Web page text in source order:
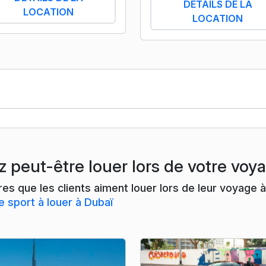
LOCATION
DÉTAILS DE LA
LOCATION
peut-être louer lors de votre
que les clients aiment louer lors de leur voyage
sport à louer à Dubaï